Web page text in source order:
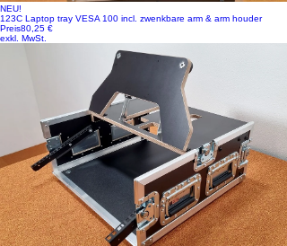
NEU!
123C Laptop tray VESA 100 incl. zwenkbare arm & arm houder
Preis80,25 €
exkl. MwSt.